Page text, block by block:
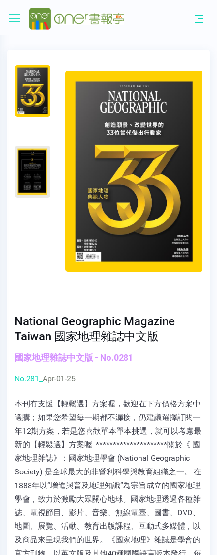
National Geographic Magazine
Taiwan 國家地理雜誌中文版
國家地理雜誌中文版 - No.0281
No.281_ Apr-01-25
本刊有支援【輕鬆選】方案喔，歡迎在下方價格方案中
選購；如果您希望每一期都不漏接，仍建議選擇訂閱一
年12期方案，若是您喜歡單本單本挑選，就可以考慮最
新的【輕鬆選】方案喔! *********************關於《 國
家地理雜誌》：國家地理學會 (National Geographic
Society) 是全球最大的非營利科學與教育組織之一。 在
1888年以“增進與普及地理知識”為宗旨成立的國家地理
學會，致力於激勵大眾關心地球。國家地理透過各種雜
誌、電視節目、影片、音樂、無線電臺、圖書、DVD、
地圖、展覽、活動、教育出版課程、互動式多媒體，以
及商品來呈現我們的世界。《國家地理》雜誌是學會的